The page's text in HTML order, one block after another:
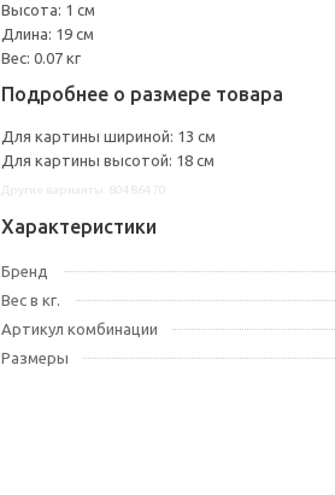
Высота: 1 см
Длина: 19 см
Вес: 0.07 кг
Подробнее о размере товара
Для картины шириной: 13 см
Для картины высотой: 18 см
Характеристики
Бренд
Вес в кг.
Артикул комбинации
Размеры